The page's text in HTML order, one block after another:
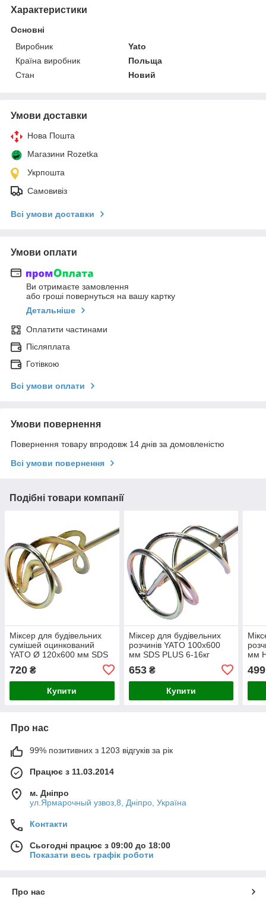
Характеристики
Основні
Виробник
Yato
Країна виробник
Польща
Стан
Новий
Умови доставки
Нова Пошта
Магазини Rozetka
Укрпошта
Самовивіз
Всі умови доставки
Умови оплати
Ви отримаєте замовлення
або гроші повернуться на вашу картку
Детальніше
Оплатити частинами
Післяплата
Готівкою
Всі умови оплати
Умови повернення
Повернення товару впродовж 14 днів за домовленістю
Всі умови повернення
Подібні товари компанії
Міксер для будівельних
сумішей оцинкований
YATO Ø 120х600 мм SDS
720 ₴
Купити
Міксер для будівельних
розчинів YATO 100x600
мм SDS PLUS 6-16кг
653₴
Купити
мм
499
Про нас
99% позитивних з 1203 відгуків за рік
Працює з 11.03.2014
м. Дніпро
ул.Ярмарочный узвоз,8, Дніпро, Україна
Контакти
Сьогодні працює з 09:00 до 18:00
Показати весь графік роботи
Про нас